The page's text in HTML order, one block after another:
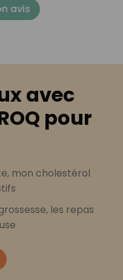
avis
avec
pour
mon cholestérol
les repas